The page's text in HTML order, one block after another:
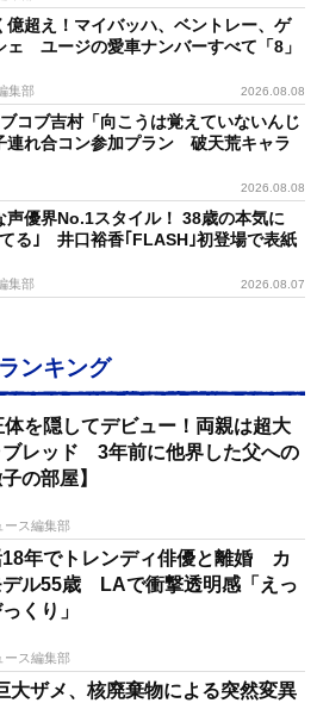
億超え！マイバッハ、ベントレー、ゲ
ェ ユージの愛車ナンバーすべて「8」
集部 2026.08.08
コブ吉村「向こうは覚えていないんじ
連れ合コン参加プラン 破天荒キャラ
2026.08.08
声優界No.1スタイル！ 38歳の本気に
てる｣ 井口裕香｢FLASH｣初登場で表紙
集部 2026.08.07
ンキング
体を隠してデビュー！両親は超大
ブレッド 3年前に他界した父への
の部屋】
ース編集部
18年でトレンディ俳優と離婚 カ
デル55歳 LAで衝撃透明感「えっ
くり」
ース編集部
大ザメ、核廃棄物による突然変異